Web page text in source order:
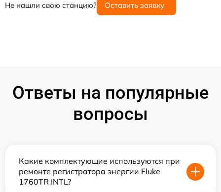
Не нашли свою станцию? Оставить заявку
Ответы на популярные
вопросы
Какие комплектующие используются при
ремонте регистратора энергии Fluke
1760TR INTL?